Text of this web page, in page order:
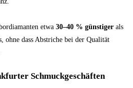
etwa 30–40 % günstiger als
ohne dass Abstriche bei der Qualität
Schmuckgeschäften